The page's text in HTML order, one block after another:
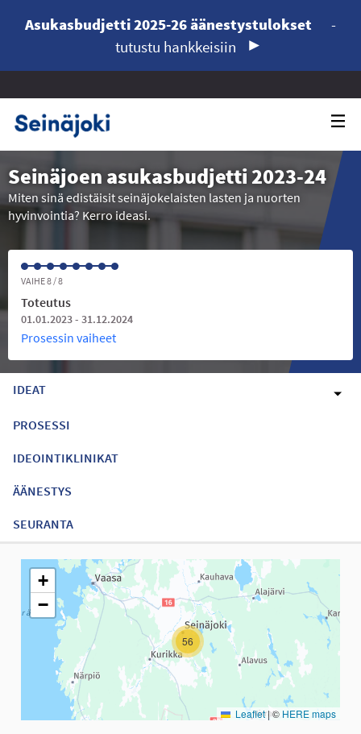
Asukasbudjetti 2025-26 äänestystulokset
-
tutustu hankkeisiin
Seinäjoen asukasbudjetti 2023-24
Miten sinä edistäisit seinäjokelaisten lasten ja nuorten
hyvinvointia? Kerro ideasi.
VAIHE 8 / 8
Toteutus
01.01.2023 - 31.12.2024
Prosessin vaiheet
IDEAT
PROSESSI
IDEOINTIKLINIKAT
ÄÄNESTYS
SEURANTA
Seuraavassa elementissä on kartta, joka esittää tämän
56
+
−
Leaflet |© HERE maps